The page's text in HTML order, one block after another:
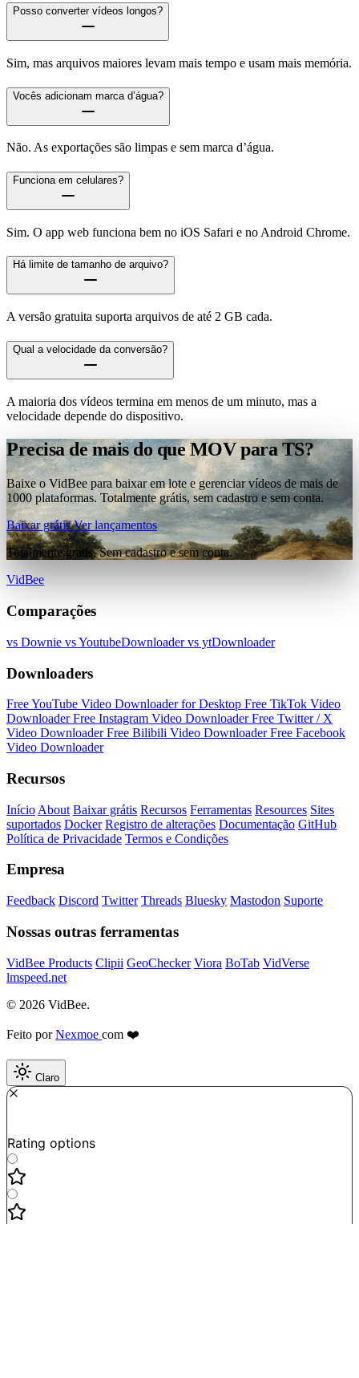
Posso converter vídeos longos?
Sim, mas arquivos maiores levam mais tempo e usam mais memória.
Vocês adicionam marca d’água?
Não. As exportações são limpas e sem marca d’água.
Funciona em celulares?
Sim. O app web funciona bem no iOS Safari e no Android Chrome.
Há limite de tamanho de arquivo?
A versão gratuita suporta arquivos de até 2 GB cada.
Qual a velocidade da conversão?
A maioria dos vídeos termina em menos de um minuto, mas a
velocidade depende do dispositivo.
Precisa de mais do que MOV para TS?
Baixe o VidBee para baixar em lote e gerenciar vídeos de mais de
1000 plataformas. Totalmente grátis, sem cadastro e sem conta.
Baixar grátisVer lançamentos
Totalmente grátis. Sem cadastro e sem conta.
VidBee
Comparações
vs Downie vs YoutubeDownloadervs ytDownloader
Downloaders
Free YouTube Video Downloader for Desktop Free TikTok Video
DownloaderFree Instagram Video DownloaderFree Twitter / X
Video DownloaderFree Bilibili Video DownloaderFree Facebook
Video Downloader
Recursos
Início About Baixar grátis Recursos Ferramentas Resources Sites
suportados Docker Registro de alterações Documentação GitHub
Política de Privacidade Termos e Condições
Empresa
Feedback Discord Twitter Threads Bluesky Mastodon Suporte
Nossas outras ferramentas
VidBee Products Clipii GeoChecker Viora BoTab VidVerse
lmspeed.net
© 2026 VidBee.
Feito porNexmoe com ❤️
Claro
Rating options